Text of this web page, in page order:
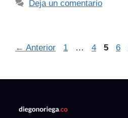
Deja un comentario
← Anterior 1 … 4 5 6